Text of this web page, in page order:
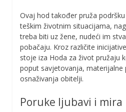
Ovaj hod također pruža
teškim životnim situacijama,
treba biti uz žene, nudeći im
pobačaju. Kroz različite
stoje iza Hoda za život pružaju
poput savjetovanja, materijalne
osnaživanja obitelji.
Poruke ljubavi i mira